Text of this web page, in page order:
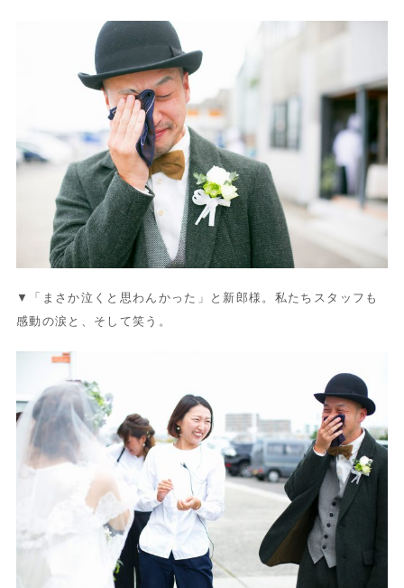
▼「まさか泣くと思わんかった」と新郎様。私たちスタッフも
感動の涙と、そして笑う。